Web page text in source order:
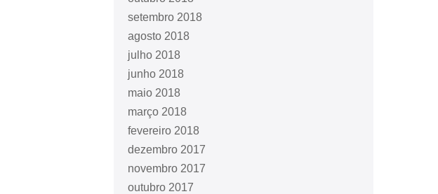
setembro 2018
agosto 2018
julho 2018
junho 2018
maio 2018
março 2018
fevereiro 2018
dezembro 2017
novembro 2017
outubro 2017